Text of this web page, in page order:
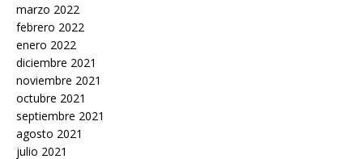
marzo 2022
febrero 2022
enero 2022
diciembre 2021
noviembre 2021
octubre 2021
septiembre 2021
agosto 2021
julio 2021